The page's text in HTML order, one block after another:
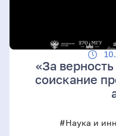
«За
соискание
#Наука и